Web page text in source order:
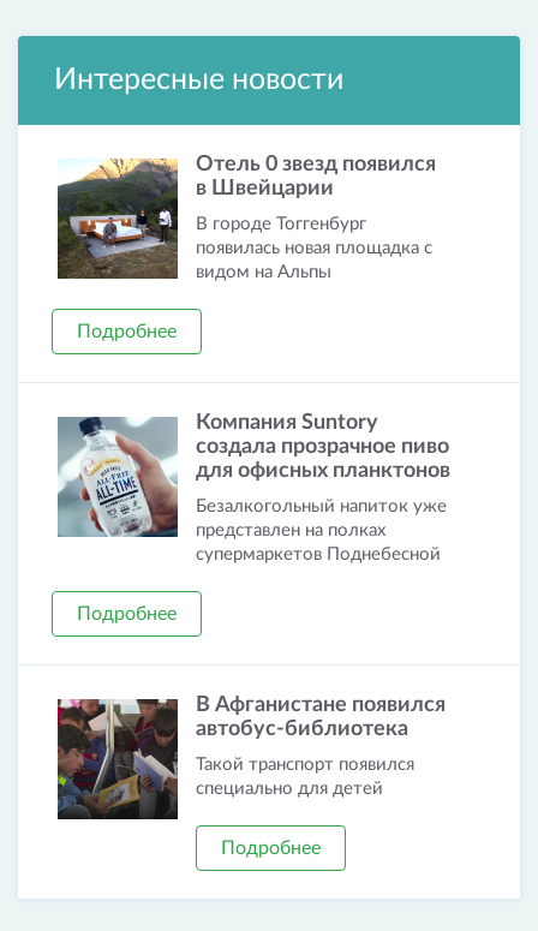
Интересные новости
Отель 0 звезд появился
в Швейцарии
В городе Тоггенбург
появилась новая площадка с
видом на Альпы
Подробнее
Компания Suntory
создала прозрачное пиво
для офисных планктонов
Безалкогольный напиток уже
представлен на полках
супермаркетов Поднебесной
Подробнее
В Афганистане появился
автобус-библиотека
Такой транспорт появился
специально для детей
Подробнее